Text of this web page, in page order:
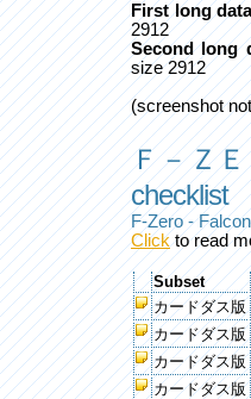
First long
2912
Second long
size 2912
(screenshot
Ｆ－Ｚ
checklist
F-Zero -
Clickto read
Subset
カードダス版
カードダス版
カードダス版
カードダス版